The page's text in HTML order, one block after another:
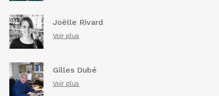
Joëlle Rivard
Voir plus
Gilles Dubé
Voir plus